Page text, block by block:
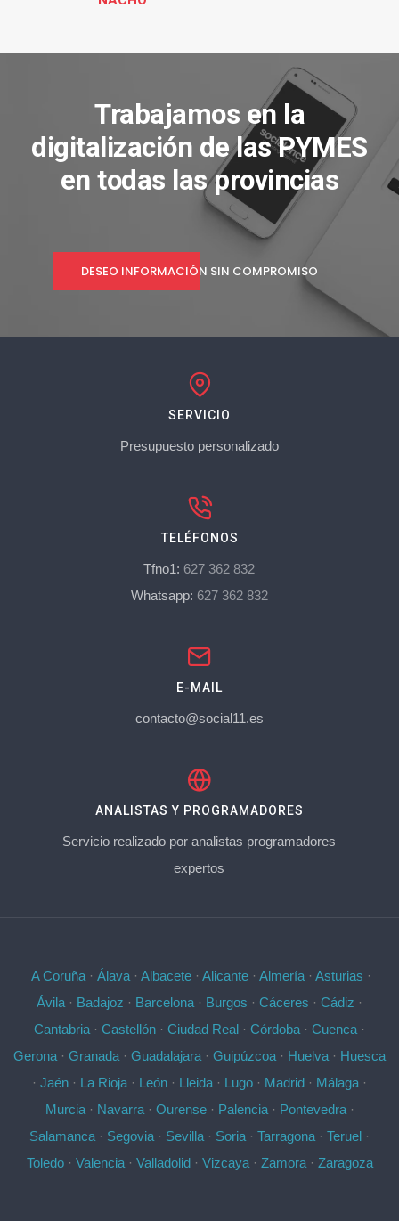
Trabajamos en la
digitalización de las PYMES
en todas las provincias
DESEO INFORMACIÓN SIN COMPROMISO
SERVICIO
Presupuesto personalizado
TELÉFONOS
Tfno1: 627 362 832
Whatsapp: 627 362 832
E-MAIL
contacto@social11.es
ANALISTAS Y PROGRAMADORES
Servicio realizado por analistas programadores
expertos
A Coruña· Álava· Albacete· Alicante· Almería· Asturias ·
Ávila · Badajoz · Barcelona · Burgos · Cáceres · Cádiz ·
Cantabria · Castellón · Ciudad Real · Córdoba · Cuenca ·
Gerona · Granada · Guadalajara · Guipúzcoa · Huelva · Huesca
· Jaén · La Rioja · León · Lleida · Lugo · Madrid · Málaga ·
Murcia· Navarra· Ourense· Palencia· Pontevedra·
Salamanca · Segovia · Sevilla · Soria · Tarragona · Teruel ·
Toledo· Valencia· Valladolid· Vizcaya· Zamora· Zaragoza